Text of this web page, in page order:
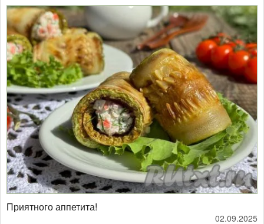
Приятного аппетита!
02.09.2025